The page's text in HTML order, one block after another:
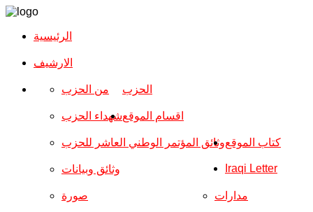
الرئيسية
الارشیف
الحزب من الحزب
شهداء الحزب
وثائق المؤتمر الوطني العاشر للحزب
وثائق وبيانات
اقسام الموقع
صورة مدارات
كتاب الموقع
Iraqi Letter